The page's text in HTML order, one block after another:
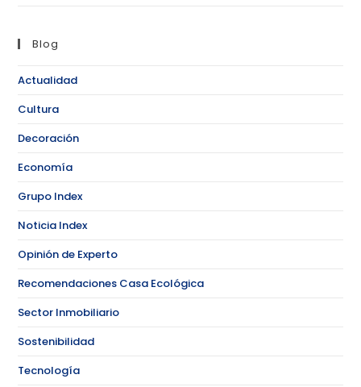
Blog
Actualidad
Cultura
Decoración
Economía
Grupo Index
Noticia Index
Opinión de Experto
Recomendaciones Casa Ecológica
Sector Inmobiliario
Sostenibilidad
Tecnología